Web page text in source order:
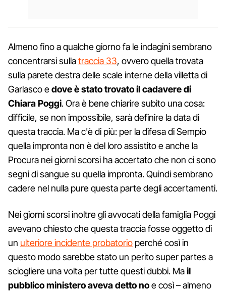
Almeno fino a qualche giorno fa le indagini sembrano
concentrarsi sullatraccia 33, ovvero quella trovata
sulla parete destra delle scale interne della villetta di
Garlasco edove è stato trovato il cadavere di
Chiara Poggi. Ora è bene chiarire subito una cosa:
difficile, se non impossibile, sarà definire la data di
questa traccia. Ma c'è di più: per la difesa di Sempio
quella impronta non è del loro assistito e anche la
Procura nei giorni scorsi ha accertato che non ci sono
segni di sangue su quella impronta. Quindi sembrano
cadere nel nulla pure questa parte degli accertamenti.
Nei giorni scorsi inoltre gli avvocati della famiglia Poggi
avevano chiesto che questa traccia fosse oggetto di
un ulteriore incidente probatorio perché così in
questo modo sarebbe stato un perito super partes a
sciogliere una volta per tutte questi dubbi. Mail
pubblico ministero aveva detto noe così – almeno